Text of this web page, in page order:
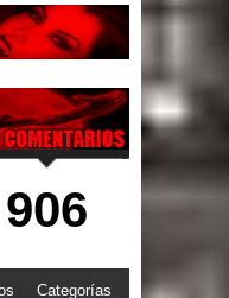
906
Categorías